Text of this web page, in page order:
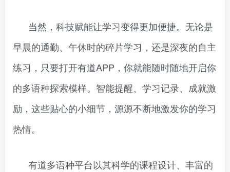
当然，科技赋能让学习变得更加便捷。无论是
早晨的通勤、午休时的碎片学习，还是深夜的自主
练习，只要打开有道APP，你就能随时随地开启你
的多语种探索模样。智能提醒、学习记录、成就激
励，这些贴心的小细节，源源不断地激发你的学习
热情。
有道多语种平台以其科学的课程设计、丰富的